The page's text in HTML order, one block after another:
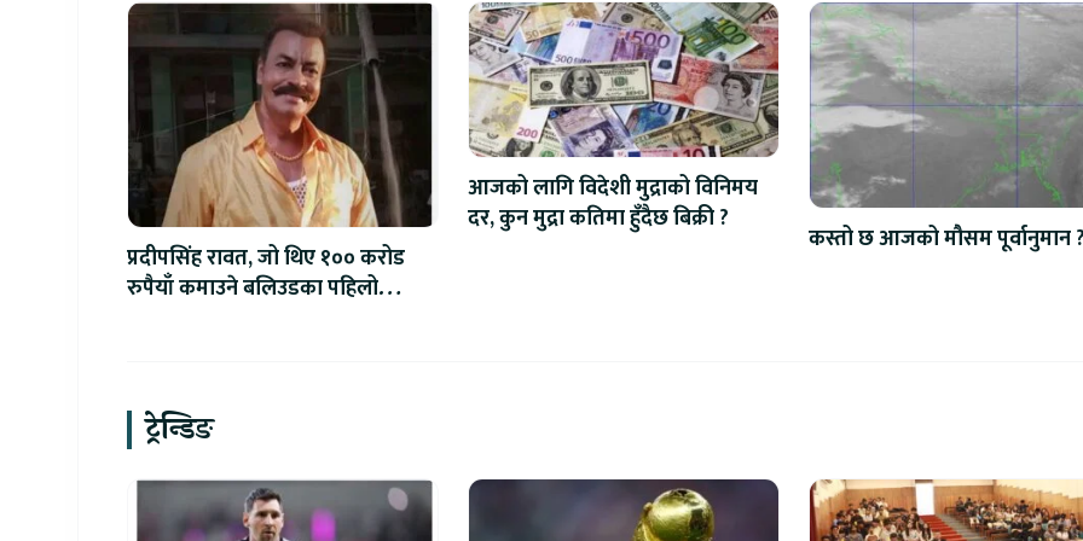
प्रदीपसिंह रावत, जो थिए १०० करोड
रुपैयाँ कमाउने बलिउडका पहिलो
आजको लागि विदेशी मुद्राको विनिमय
दर, कुन मुद्रा कतिमा हुँदैछ बिक्री ?
कस्तो छ आजको मौसम पूर्वानुमान
ट्रेन्डिङ